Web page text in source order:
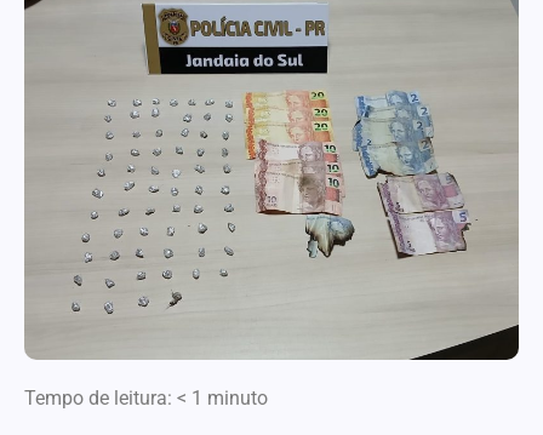
Tempo de leitura: < 1 minuto